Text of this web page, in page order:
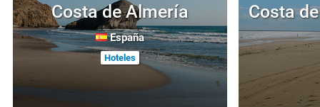
Costa de Almería
España
Hoteles
Costa